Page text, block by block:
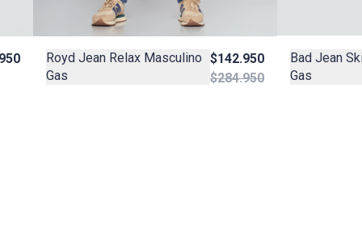
Royd Jean Relax Masculino
Gas
$142.950
$284.950
Bad Jean
Gas